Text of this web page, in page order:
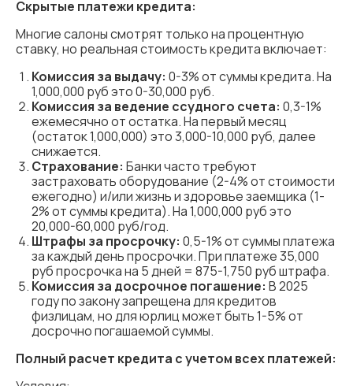
Скрытые платежи кредита:
Многие салоны смотрят только на процентную
ставку, но реальная стоимость кредита включает:
Комиссия за выдачу: 0-3% от суммы кредита. На
1,000,000 руб это 0-30,000 руб.
Комиссия за ведение ссудного счета: 0,3-1%
ежемесячно от остатка. На первый месяц
(остаток 1,000,000) это 3,000-10,000 руб, далее
снижается.
Страхование: Банки часто требуют
застраховать оборудование (2-4% от стоимости
ежегодно) и/или жизнь и здоровье заемщика (1-
2% от суммы кредита). На 1,000,000 руб это
20,000-60,000 руб/год.
Штрафы за просрочку: 0,5-1% от суммы платежа
за каждый день просрочки. При платеже 35,000
руб просрочка на 5 дней = 875-1,750 руб штрафа.
Комиссия за досрочное погашение: В 2025
году по закону запрещена для кредитов
физлицам, но для юрлиц может быть 1-5% от
досрочно погашаемой суммы.
Полный расчет кредита с учетом всех платежей: